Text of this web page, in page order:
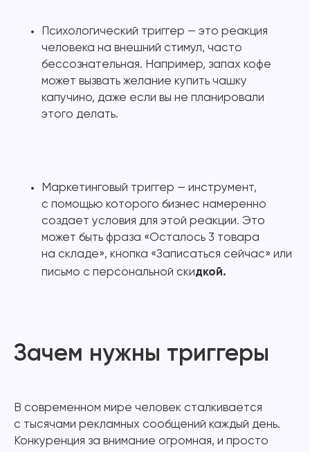
Психологический триггер — это реакция
человека на внешний стимул, часто
бессознательная. Например, запах кофе
может вызвать желание купить чашку
капучино, даже если вы не планировали
этого делать.
Маркетинговый триггер — инструмент,
с помощью которого бизнес намеренно
создает условия для этой реакции. Это
может быть фраза «Осталось 3 товара
на складе», кнопка «Записаться сейчас» или
письмо с персональной скидкой.
Зачем нужны триггеры
В современном мире человек сталкивается
с тысячами рекламных сообщений каждый день.
Конкуренция за внимание огромная, и просто